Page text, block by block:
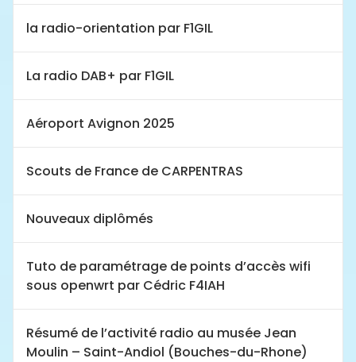
la radio-orientation par F1GIL
La radio DAB+ par F1GIL
Aéroport Avignon 2025
Scouts de France de CARPENTRAS
Nouveaux diplômés
Tuto de paramétrage de points d’accès wifi
sous openwrt par Cédric F4IAH
Résumé de l’activité radio au musée Jean
Moulin – Saint-Andiol (Bouches-du-Rhone)